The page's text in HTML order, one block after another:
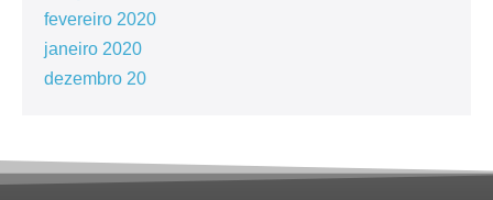
fevereiro 2020
janeiro 2020
dezembro 20